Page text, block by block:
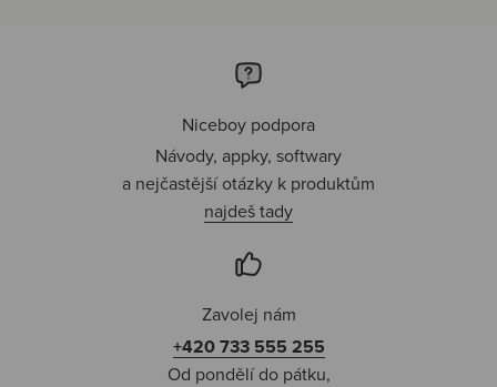
Niceboy podpora
Návody, appky, softwary
a nejčastější otázky k produktům
najdeš tady
Zavolej nám
+420 733 555 255
Od pondělí do pátku,